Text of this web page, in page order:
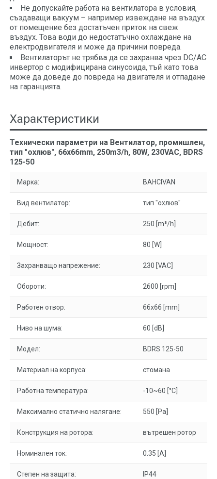
Не допускайте работа на вентилатора в условия,
създаващи вакуум – например извеждане на въздух
от помещение без достатъчен приток на свеж
въздух. Това води до недостатъчно охлаждане на
електродвигателя и може да причини повреда.
Вентилаторът не трябва да се захранва чрез DC/AC
инвертор с модифицирана синусоида, тъй като това
може да доведе до повреда на двигателя и отпадане
на гаранцията.
Характеристики
Технически параметри на Вентилатор, промишлен,
тип "охлюв", 66x66mm, 250m3/h, 80W, 230VAC, BDRS
125-50
Марка: BAHCIVAN
Вид вентилатор: тип "охлюв"
Дебит: 250 [m³/h]
Мощност: 80 [W]
Захранващо напрежение: 230 [VAC]
Обороти: 2600 [rpm]
Работен отвор: 66x66 [mm]
Ниво на шума: 60 [dB]
Модел: BDRS 125-50
Материал на корпуса: стомана
Работна температура: -10~60 [°C]
Максимално статично налягане: 550 [Pa]
Конструкция на ротора: вътрешен ротор
Номинален ток: 0.35 [A]
Степен на защита: IP44